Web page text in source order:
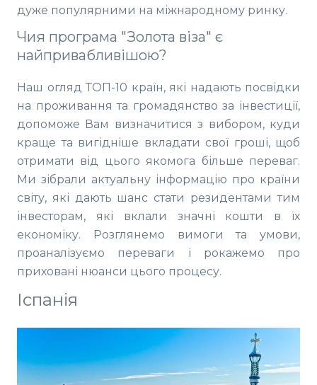
дуже популярними на міжнародному ринку.
Чия програма "Золота віза" є
найпривабливішою?
Наш огляд ТОП-10 країн, які надають посвідки
на проживання та громадянство за інвестиції,
допоможе Вам визначитися з вибором, куди
краще та вигідніше вкладати свої гроші, щоб
отримати від цього якомога більше переваг.
Ми зібрали актуальну інформацію про країни
світу, які дають шанс стати резидентами тим
інвесторам, які вклали значні кошти в їх
економіку. Розглянемо вимоги та умови,
проаналізуємо переваги і рокажемо про
приховані нюанси цього процесу.
Іспанія